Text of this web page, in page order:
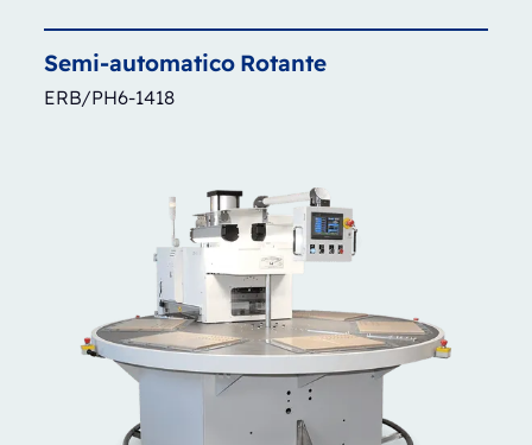
Semi-automatico Rotante
ERB/PH6-1418